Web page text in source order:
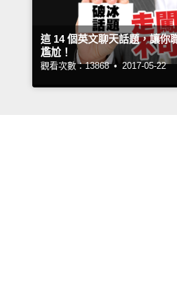
這 14 個英文聊天話題，讓你
尷尬！
觀看次數：13868 • 2017-05-22